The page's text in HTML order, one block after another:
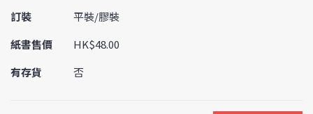
訂裝
平裝/膠裝
紙書售價
HK$48.00
有存貨
否